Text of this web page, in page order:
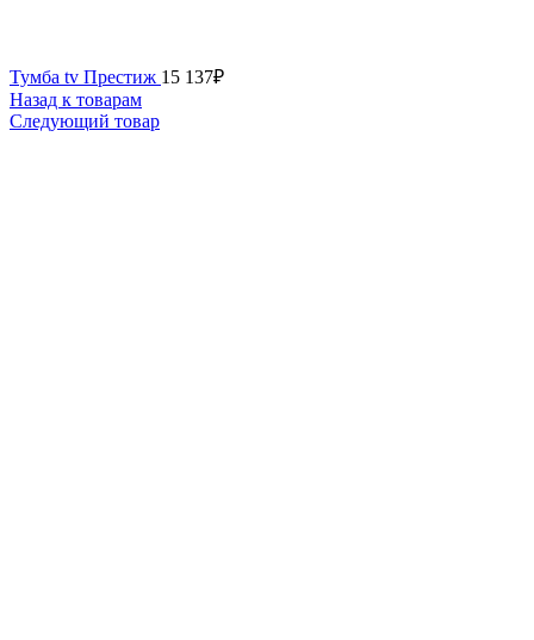
Тумба tv Престиж 15 137₽
Назад к товарам
Следующий товар